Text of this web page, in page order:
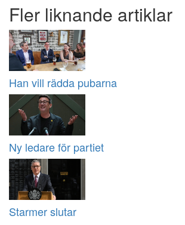
Fler liknande artiklar
Han vill rädda pubarna
Ny ledare för partiet
Starmer slutar